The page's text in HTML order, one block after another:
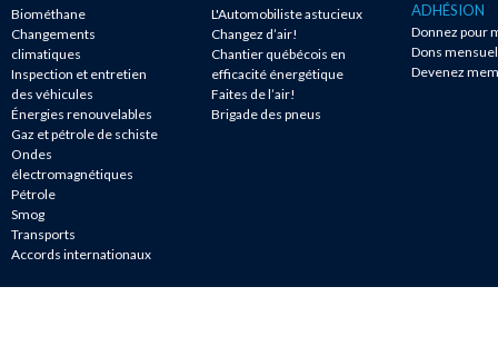
Biométhane
Changements
climatiques
Inspection et entretien
des véhicules
Énergies renouvelables
Gaz et pétrole de schiste
Ondes
électromagnétiques
Pétrole
Smog
Transports
Accords internationaux
L'Automobiliste astucieux
Changez d’air!
Chantier québécois en
efficacité énergétique
Faites de l’air!
Brigade des pneus
ADHÉSION
Donnez pour
Dons
Devenez